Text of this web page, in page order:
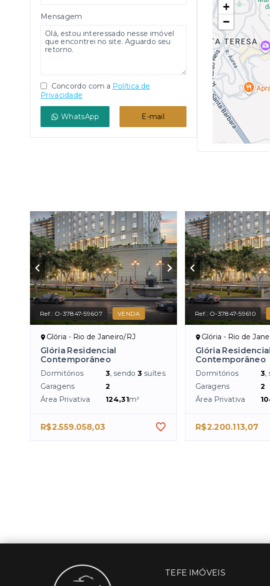
+
−
Mensagem
Concordo com a Política de
Privacidade
WhatsApp E-mail
Ref.: O-37847-59607 VENDA
Glória - Rio de Janeiro/RJ
Glória Residencial
Contemporâneo
Dormitórios 3, sendo3 suítes
Garagens
2
Área Privativa
124,31m²
R$2.559.058,03
Ref.: O-37847-59610
Glória - Rio de
Glória Residencial
Contemporâneo
Dormitórios 3,
Garagens
2
Área Privativa
R$2.200.113,07
TEFE IMÓVEIS